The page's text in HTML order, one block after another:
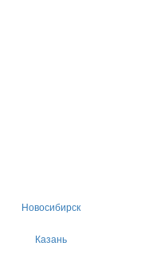
Новосибирск
Казань